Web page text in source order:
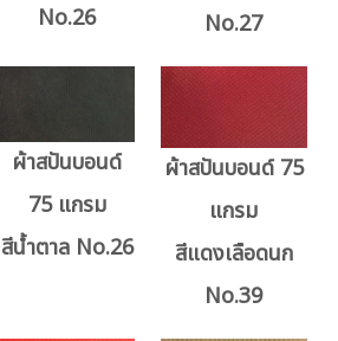
No.26
No.27
ผ้าสปันบอนด์
75 แกรม
สีน้ำตาล No.26
ผ้าสปันบอนด์ 75
แกรม
สีแดงเลือดนก
No.39